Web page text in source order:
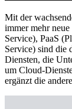
Mit der
immer mehr
Service), PaaS
Service) sind die
Diensten, die
um Cloud-
ergänzt die